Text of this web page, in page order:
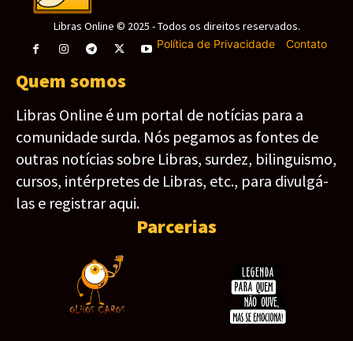
Libras Online © 2025 - Todos os direitos reservados.
Política de Privacidade- Contato
Quem somos
Libras Online é um portal de notícias para a
comunidade surda. Nós pegamos as fontes de
outras notícias sobre Libras, surdez, bilinguismo,
cursos, intérpretes de Libras, etc., para divulgá-
las e registrar aqui.
Parcerias